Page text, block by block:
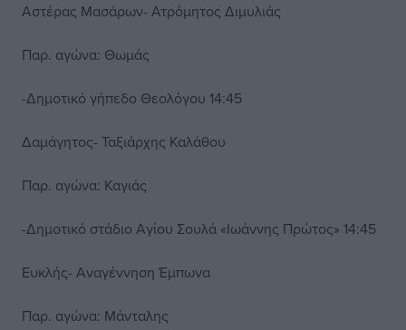
Αστέρας Μασάρων- Ατρόμητος Διμυλιάς
Παρ. αγώνα: Θωμάς
-Δημοτικό γήπεδο Θεολόγου 14:45
Δαμάγητος- Ταξιάρχης Καλάθου
Παρ. αγώνα: Καγιάς
-Δημοτικό στάδιο Αγίου Σουλά «Ιωάννης Πρώτος» 14:45
Ευκλής- Αναγέννηση Έμπωνα
Παρ. αγώνα: Μάνταλης